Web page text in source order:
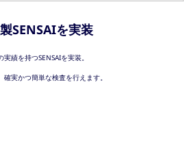
SENSAIを実装
績を持つSENSAIを実装。
実かつ簡単な検査を行えます。